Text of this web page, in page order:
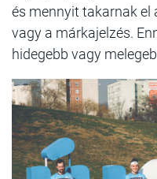
és mennyit takarnak el
vagy a márkajelzés.
hidegebb vagy